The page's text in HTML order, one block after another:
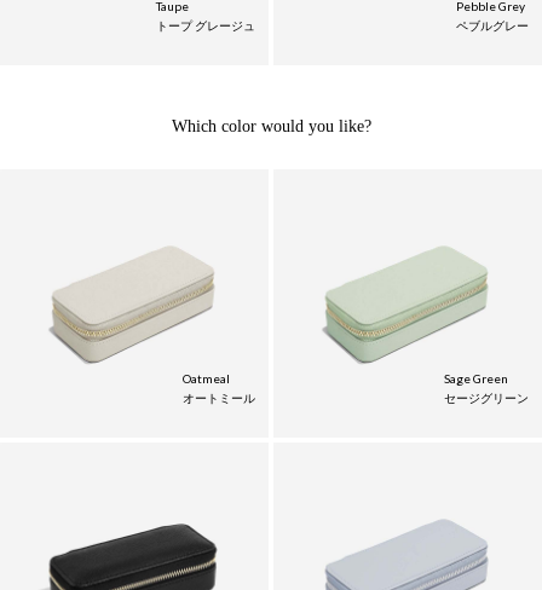
Taupe
トープ グレージュ
Pebble Grey
ペブルグレー
Which color would you like?
Oatmeal
オートミール
Sage Green
セージグリーン